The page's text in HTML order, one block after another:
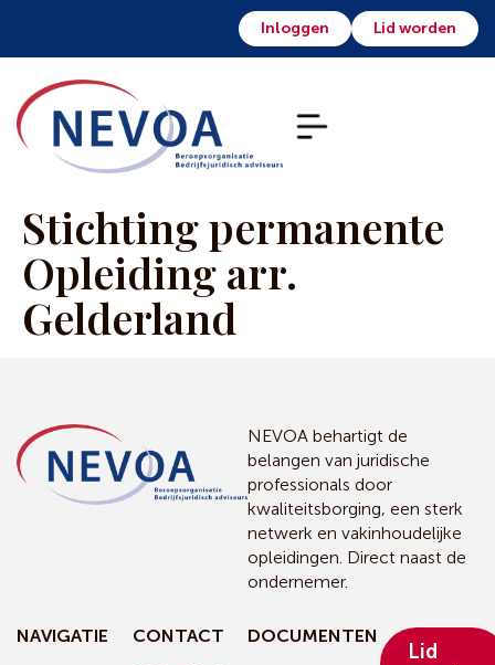
Inloggen Lid worden
Stichting permanente
Opleiding arr.
Gelderland
NEVOA behartigt de
belangen van juridische
professionals door
kwaliteitsborging, een sterk
netwerk en vakinhoudelijke
opleidingen. Direct naast de
ondernemer.
NAVIGATIE
CONTACT
DOCUMENTEN
Lid